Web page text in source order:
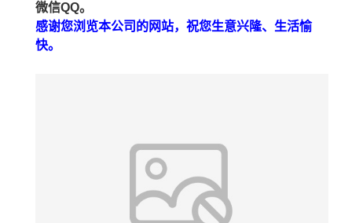
微信QQ。
感谢您浏览本公司的网站，祝您生意兴隆、生活愉
快。